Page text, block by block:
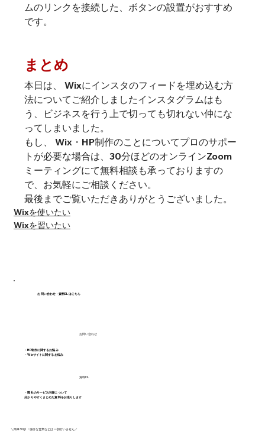
ムのリンクを接続した、ボタンの設置がおすすめ
です。
まとめ
本日は、 Wixにインスタのフィードを埋め込む方
法についてご紹介しましたインスタグラムはも
う、ビジネスを行う上で切っても切れない仲にな
ってしまいました。
もし、 Wix・HP制作のことについてプロのサポー
トが必要な場合は、30分ほどのオンラインZoom
ミーティングにて無料相談も承っておりますの
で、お気軽にご相談ください。
最後までご覧いただきありがとうございました。
Wixを使いたい
Wixを習いたい
お問い合わせ・資料DLはこちら
お問い合わせ
・HP制作に関するお悩み
・Wixサイトに関するお悩み
資料DL
・弊社のサービス内容について
分かりやすくまとめた資料をお送りします
＼簡単30秒！強引な営業などは一切行いません／